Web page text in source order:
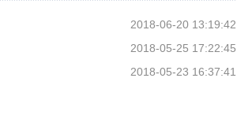
2018-06-20 13:19:42
2018-05-25 17:22:45
2018-05-23 16:37:41